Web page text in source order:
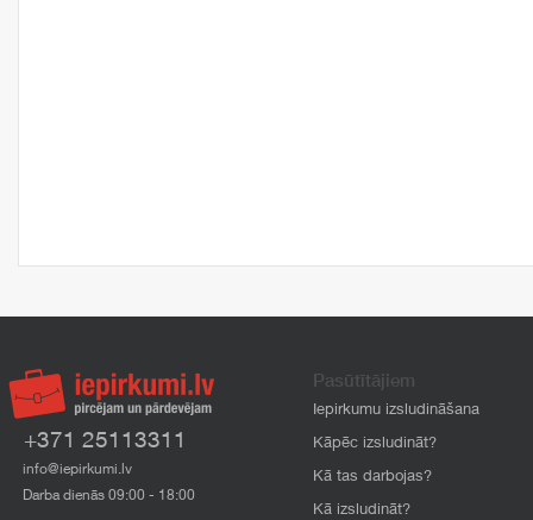
+371 25113311
info@iepirkumi.lv
Darba dienās 09:00 - 18:00
Pasūtītājiem
Iepirkumu izsludināšana
Kāpēc izsludināt?
Kā tas darbojas?
Kā izsludināt?